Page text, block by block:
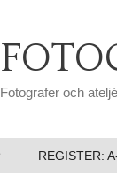
Fotografer och
REGISTER: